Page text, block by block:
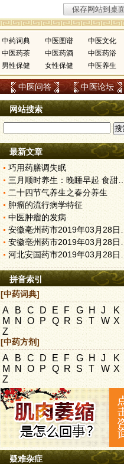
中药词典 中医图谱
中医文化
中医药茶 中医药酒
中医药浴
男性保健 女性保健 中医养生
中医问答 中医论坛
网站搜索
最新文章
巧用药膳调失眠
三月顺时养生：晚睡早起 食甜养肝
二十四节气养生之春分养生
肿瘤的流行病学特征
中医肿瘤的发病
拼音索引
[中药词典]
A B C D E F G H J K
M N O P Q R S T W X
Z
[中药方剂]
A B C D E F G H J K
M N O P Q R S T W X
Z
疑难杂症